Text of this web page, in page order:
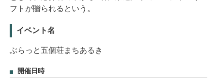
フトが贈られるという。
イベント名
ぶらっと五個荘まちあるき
開催日時